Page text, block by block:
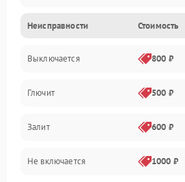
Электронные ошибки
Механические проблемы
Матрица и оптика
Питание и питание цепей
Проблемы с картами памяти
Неисправности Стоимость
Выключается 800 ₽
Глючит 500 ₽
Залит 600 ₽
Не включается 1000 ₽